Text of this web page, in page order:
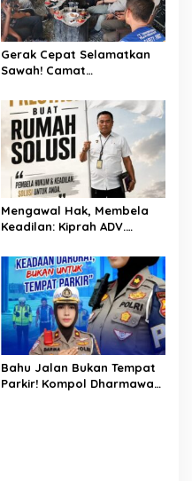
Gerak Cepat Selamatkan
Sawah! Camat
Kementerian Bahas Solusi
Debit Air Irigasi Watang
Sawitto Menulis
Mengawal Hak, Membela
Keadilan: Kiprah ADV.
Solusi
Bahu Jalan Bukan Tempat
Parkir! Kompol Dharmawati